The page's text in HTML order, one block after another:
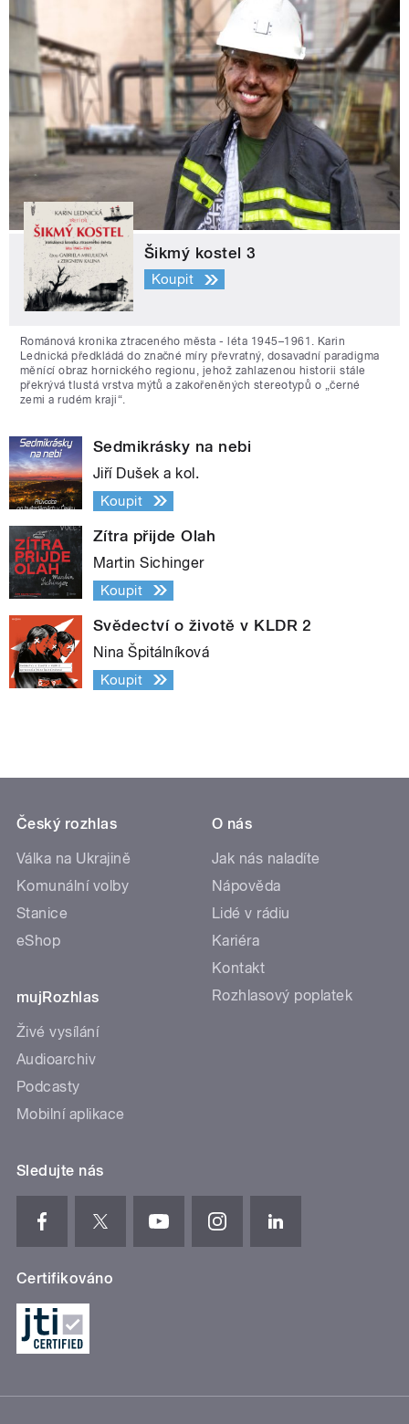
Šikmý kostel 3
Koupit
Románová kronika ztraceného města - léta 1945–1961. Karin
Lednická předkládá do značné míry převratný, dosavadní paradigma
měnící obraz hornického regionu, jehož zahlazenou historii stále
překrývá tlustá vrstva mýtů a zakořeněných stereotypů o „černé
zemi a rudém kraji“.
Sedmikrásky na nebi
Jiří Dušek a kol.
Koupit
Zítra přijde Olah
Martin Sichinger
Koupit
Svědectví o životě v KLDR 2
Nina Špitálníková
Koupit
Český rozhlas
Válka na Ukrajině
Komunální volby
Stanice
eShop
mujRozhlas
Živé vysílání
Audioarchiv
Podcasty
Mobilní aplikace
O nás
Jak nás naladíte
Nápověda
Lidé v rádiu
Kariéra
Kontakt
Rozhlasový poplatek
Sledujte nás
Certifikováno